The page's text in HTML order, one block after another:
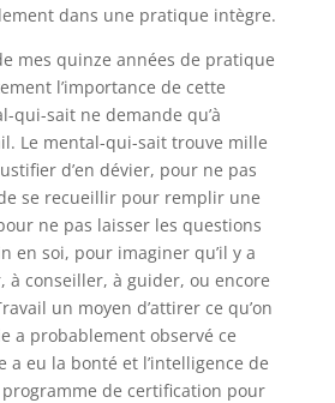
dans une pratique intègre.
mes quinze années de pratique
l’importance de cette
qui-sait ne demande qu’à
Le mental-qui-sait trouve mille
d’en dévier, pour ne pas
se recueillir pour remplir une
ne pas laisser les questions
en soi, pour imaginer qu’il y a
à conseiller, à guider, ou encore
un moyen d’attirer ce qu’on
a probablement observé ce
a eu la bonté et l’intelligence de
de certification pour